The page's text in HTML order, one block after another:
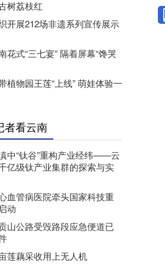
树荔枝红
开展212场非遗系列宣传展示
花式“三七宴” 隔着屏幕“馋哭
植物园王莲“上线” 萌娃体验一
者看云南
中“钛谷”重构产业经纬——云
亿级钛产业集群的探索与实
血管病医院牵头国家科技重
动
山公路受毁路段应急便道已
莲藕采收用上无人机